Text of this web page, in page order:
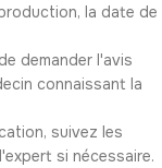
la date de
demander l'avis
connaissant la
suivez les
si nécessaire.